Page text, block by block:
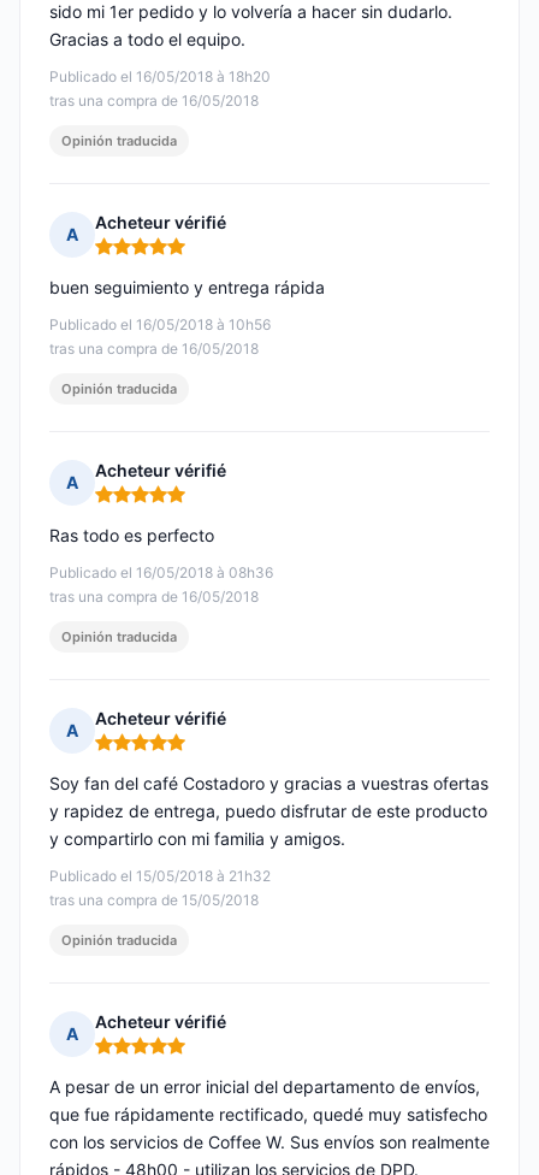
Publicado el 16/05/2018 à 18h20
tras una compra de 16/05/2018
sido mi 1er pedido y lo volvería a hacer sin dudarlo.
Gracias a todo el equipo.
Opinión traducida
A
Acheteur vérifié
Nota: 5 de 5
Publicado el 16/05/2018 à 10h56
tras una compra de 16/05/2018
buen seguimiento y entrega rápida
Opinión traducida
A
Acheteur vérifié
Nota: 5 de 5
Publicado el 16/05/2018 à 08h36
tras una compra de 16/05/2018
Ras todo es perfecto
Opinión traducida
A
Acheteur vérifié
Nota: 5 de 5
Publicado el 15/05/2018 à 21h32
tras una compra de 15/05/2018
Soy fan del café Costadoro y gracias a vuestras ofertas
y rapidez de entrega, puedo disfrutar de este producto
y compartirlo con mi familia y amigos.
Opinión traducida
A
Acheteur vérifié
Nota: 5 de 5
A pesar de un error inicial del departamento de envíos,
que fue rápidamente rectificado, quedé muy satisfecho
con los servicios de Coffee W. Sus envíos son realmente
rápidos - 48h00 - utilizan los servicios de DPD.